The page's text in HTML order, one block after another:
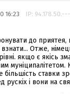
16:23 IP: 94.178.50.---
до приятея,
Отже,
якщо є якісь
більшість ставки
рускіх і вони на